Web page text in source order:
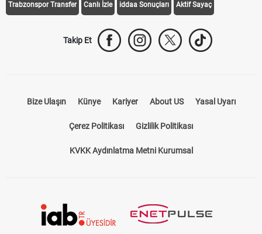
Trabzonspor Transfer Canlı İzle iddaa Sonuçları Aktif Sayaç
Takip Et
Bize Ulaşın Künye Kariyer About US Yasal Uyarı
Çerez Politikası Gizlilik Politikası
KVKK Aydınlatma Metni Kurumsal